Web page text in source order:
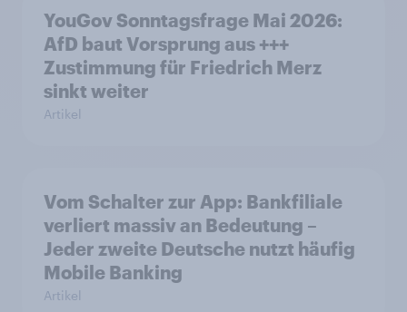
YouGov Sonntagsfrage Mai 2026:
AfD baut Vorsprung aus +++
Zustimmung für Friedrich Merz
sinkt weiter
Artikel
Vom Schalter zur App: Bankfiliale
verliert massiv an Bedeutung –
Jeder zweite Deutsche nutzt häufig
Mobile Banking
Artikel